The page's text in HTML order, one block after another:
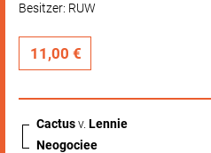
Besitzer: RUW
11,00 €
Cactusv. Lennie
Neogociee